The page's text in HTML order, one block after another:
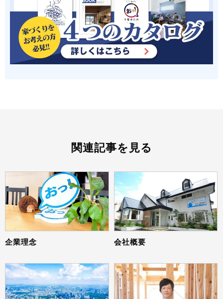
関連記事を見る
企業理念 会社概要